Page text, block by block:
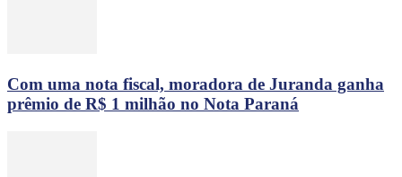
Com uma nota fiscal, moradora de Juranda ganha
prêmio de R$ 1 milhão no Nota Paraná